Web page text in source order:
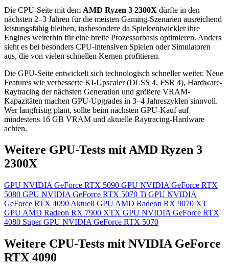
Die CPU-Seite mit dem AMD Ryzen 3 2300X dürfte in den
nächsten 2–3 Jahren für die meisten Gaming-Szenarien ausreichend
leistungsfähig bleiben, insbesondere da Spieleentwickler ihre
Engines weiterhin für eine breite Prozessorbasis optimieren. Anders
sieht es bei besonders CPU-intensiven Spielen oder Simulatoren
aus, die von vielen schnellen Kernen profitieren.
Die GPU-Seite entwickelt sich technologisch schneller weiter. Neue
Features wie verbesserte KI-Upscaler (DLSS 4, FSR 4), Hardware-
Raytracing der nächsten Generation und größere VRAM-
Kapazitäten machen GPU-Upgrades in 3–4 Jahreszyklen sinnvoll.
Wer langfristig plant, sollte beim nächsten GPU-Kauf auf
mindestens 16 GB VRAM und aktuelle Raytracing-Hardware
achten.
Weitere GPU-Tests mit AMD Ryzen 3
2300X
GPU NVIDIA GeForce RTX 5090 GPU NVIDIA GeForce RTX
5080 GPU NVIDIA GeForce RTX 5070 Ti GPU NVIDIA
GeForce RTX 4090 Aktuell GPU AMD Radeon RX 9070 XT
GPU AMD Radeon RX 7900 XTX GPU NVIDIA GeForce RTX
4080 Super GPU NVIDIA GeForce RTX 5070
Weitere CPU-Tests mit NVIDIA GeForce
RTX 4090